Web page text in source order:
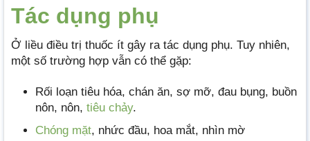
Tác dụng phụ
Ở liều điều trị thuốc ít gây ra tác dụng phụ. Tuy nhiên,
một số trường hợp vẫn có thể gặp:
Rối loạn tiêu hóa, chán ăn, sợ mỡ, đau bụng, buồn
nôn, nôn, tiêu chảy.
Chóng mặt, nhức đầu, hoa mắt, nhìn mờ